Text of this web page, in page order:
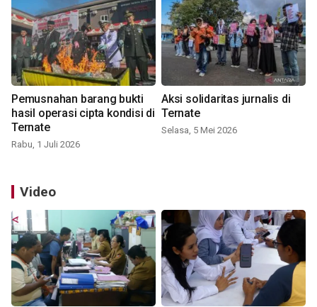
Pemusnahan barang bukti
hasil operasi cipta kondisi di
Ternate
Rabu, 1 Juli 2026
Aksi solidaritas jurnalis di
Ternate
Selasa, 5 Mei 2026
Video